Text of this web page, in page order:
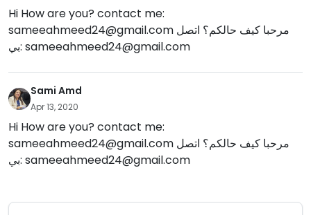
Hi How are you? contact me:
sameeahmeed24@gmail.com
بي: sameeahmeed24@gmail.com
Sami Amd
Apr 13, 2020
Hi How are you? contact me:
sameeahmeed24@gmail.com
بي: sameeahmeed24@gmail.com